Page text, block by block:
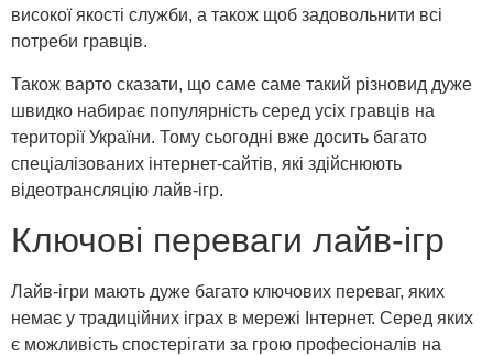
високої якості служби, а також щоб задовольнити всі
потреби гравців.
Також варто сказати, що саме саме такий різновид дуже
швидко набирає популярність серед усіх гравців на
території України. Тому сьогодні вже досить багато
спеціалізованих інтернет-сайтів, які здійснюють
відеотрансляцію лайв-ігр.
Ключові переваги лайв-ігр
Лайв-ігри мають дуже багато ключових переваг, яких
немає у традиційних іграх в мережі Інтернет. Серед яких
є можливість спостерігати за грою професіоналів на